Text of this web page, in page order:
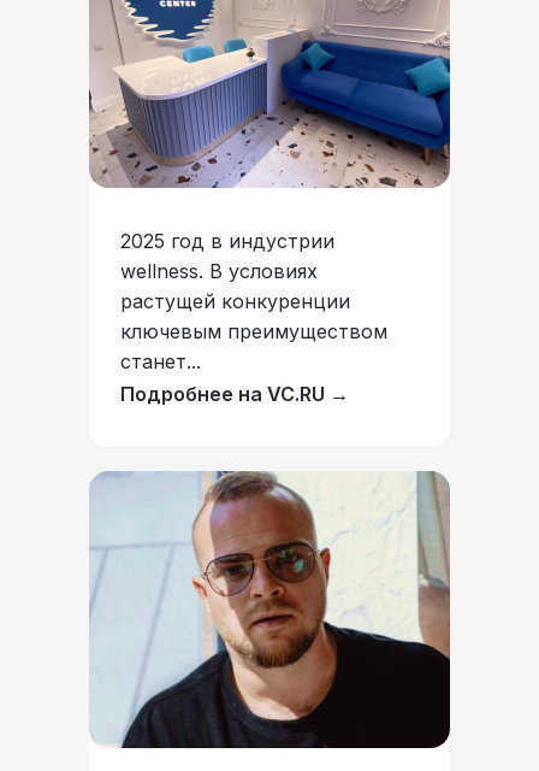
2025 год в индустрии
wellness. В условиях
растущей конкуренции
ключевым преимуществом
станет...
Подробнее на VC.RU →